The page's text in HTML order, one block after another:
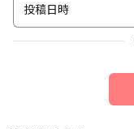
投稿日時